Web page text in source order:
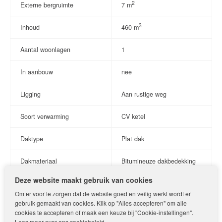
garage momenteel omgebouwd tot twee extra slaapkamers.
Deze ruimtes zijn uitstekend geschikt als slaapkamer,
thuiswerkplek, hobbyruimte of praktijk aan huis. Indien gewenst
oorspronkelijke functie.
De moderne badkamer is slechts één jaar oud en stijlvol
wastafelmeubel. Het toilet is separaat.
Bijzonderheden:
•Bouwjaar 1975
•Perceeloppervlakte 220 m²
•Inhoud ca. 460 m³
•CV-ketel uit 2019
•Bouwkundige keuring reeds uitgevoerd
•Elektrisch zonnescherm
Externe bergruimte 7 m2
Inhoud 460 m3
Aantal woonlagen 1
In aanbouw nee
Ligging Aan rustige weg
Soort verwarming CV ketel
Daktype Plat dak
Dakmateriaal Bitumineuze dakbedekking
Indeling
Aantal kamers 3
Deze website maakt gebruik van cookies
Om er voor te zorgen dat de website goed en veilig werkt wordt er
gebruik gemaakt van cookies. Klik op "Alles accepteren" om alle
cookies te accepteren of maak een keuze bij "Cookie-instellingen".